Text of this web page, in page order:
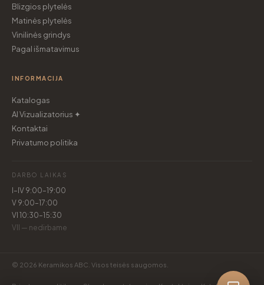
Blizgios plytelės
Matinės plytelės
Vinilinės grindys
Pagal išmatavimus
INFORMACIJA
Katalogas
AI Vizualizatorius ✦
Kontaktai
Privatumo politika
DARBO LAIKAS
I–IV 9:00–19:00
V 9:00–17:00
VI 10:30–15:30
VII — nedirbame
© 2026 Keramikos ABC. Visos teisės saugomos.